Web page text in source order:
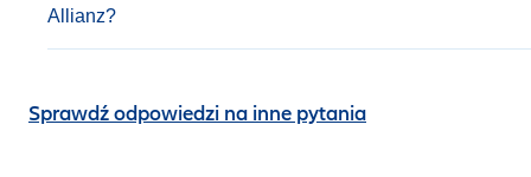
Allianz?
Sprawdź odpowiedzi na inne pytania